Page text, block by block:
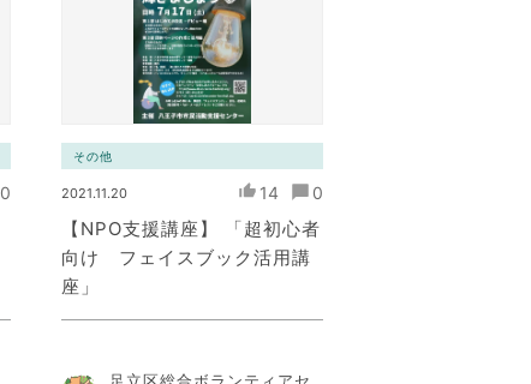
0
その他
2021.11.20 14 0
【NPO支援講座】 「超初心者
向け フェイスブック活用講
座」